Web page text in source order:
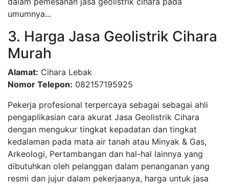
umumnya...
3. Harga Jasa Geolistrik Cihara
Murah
Alamat: Cihara Lebak
Nomor Telepon: 082157195925
Pekerja profesional terpercaya sebagai sebagai ahli
pengaplikasian cara akurat Jasa Geolistrik Cihara
dengan mengukur tingkat kepadatan dan tingkat
kedalaman pada mata air tanah atau Minyak & Gas,
Arkeologi, Pertambangan dan hal-hal lainnya yang
dibutuhkan oleh pelanggan dalam penanganan yang
resmi dan jujur dalam pekerjaanya, harga untuk jasa